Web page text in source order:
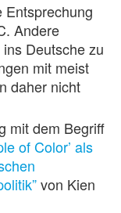
Entsprechung
Andere
Deutsche zu
mit meist
daher nicht
mit dem Begriff
of Color’ als
von Kien